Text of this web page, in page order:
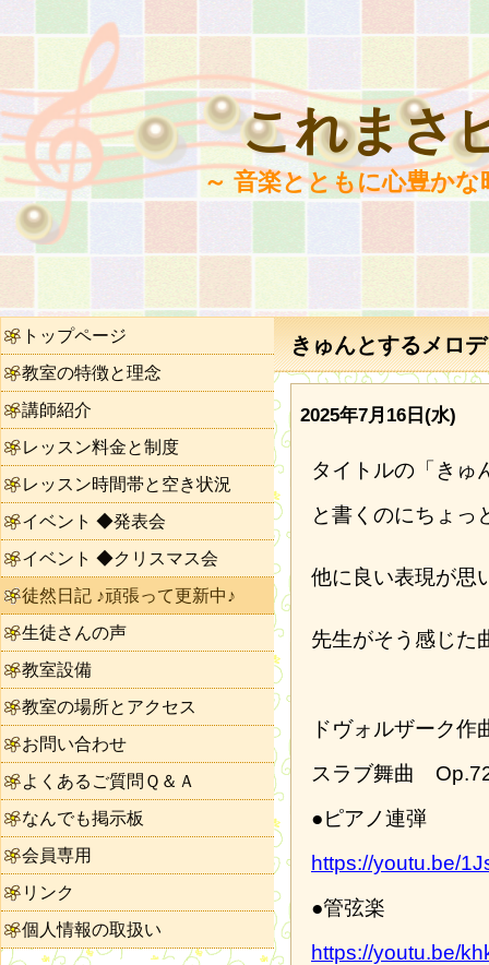
これまさ
～ 音楽とともに心豊か
きゅんとするメロ
2025年7月16日(水)
タイトルの「きゅ
と書くのにちょっ
他に良い表現が思
先生がそう感じた
ドヴォルザーク作
スラブ舞曲
●ピアノ連弾
https://youtu.be/
●管弦楽
https://youtu.be/
トップページ
教室の特徴と理念
講師紹介
レッスン料金と制度
レッスン時間帯と空き状況
イベント ◆発表会
イベント ◆クリスマス会
徒然日記 ♪頑張って更新中♪
生徒さんの声
教室設備
教室の場所とアクセス
お問い合わせ
よくあるご質問Ｑ＆Ａ
なんでも掲示板
会員専用
リンク
個人情報の取扱い